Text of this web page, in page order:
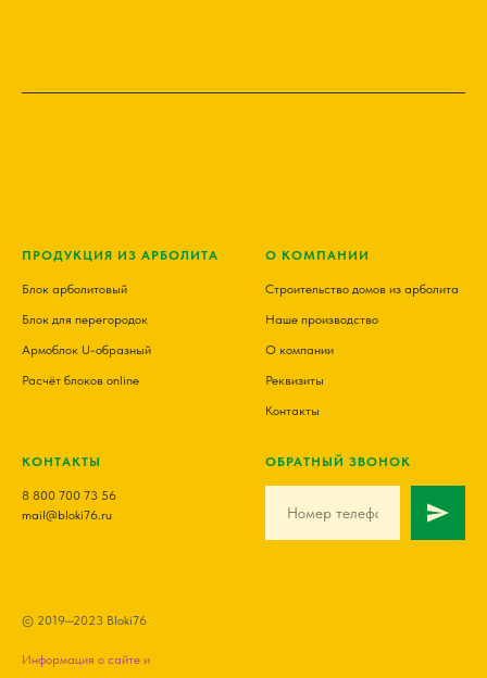
ПРОДУКЦИЯ ИЗ АРБОЛИТА
Блок арболитовый
Блок для перегородок
Армоблок U-образный
Расчёт блоков online
О КОМПАНИИ
Строительство домов из арболита
Наше производство
О компании
Реквизиты
Контакты
КОНТАКТЫ
8 800 700 73 56
mail@bloki76.ru
ОБРАТНЫЙ ЗВОНОК
© 2019—2023 Bloki76
Информация о сайте и